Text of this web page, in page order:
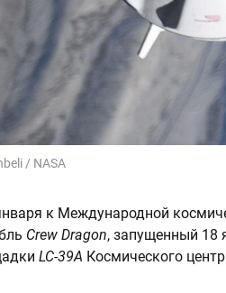
/ NASA
к Международной
Crew Dragon, запущенный 18
LC-39A Космического